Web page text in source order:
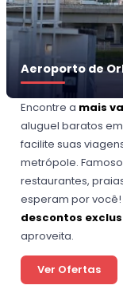
Aeroporto de
Encontre a mais
aluguel baratos em
facilite suas
metrópole.
restaurantes,
esperam por você!
descontos
aproveita.
Ver Ofertas